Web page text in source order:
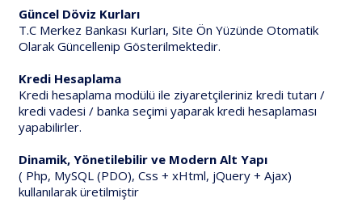
Güncel Döviz Kurları
T.C Merkez Bankası Kurları, Site Ön Yüzünde Otomatik
Olarak Güncellenip Gösterilmektedir.
Kredi Hesaplama
Kredi hesaplama modülü ile ziyaretçileriniz kredi tutarı /
kredi vadesi / banka seçimi yaparak kredi hesaplaması
yapabilirler.
Dinamik, Yönetilebilir ve Modern Alt Yapı
( Php, MySQL (PDO), Css + xHtml, jQuery + Ajax)
kullanılarak üretilmiştir